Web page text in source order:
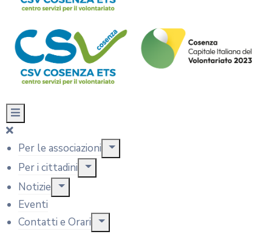
Per le associazioni
Per i cittadini
Notizie
Eventi
Contatti e Orari